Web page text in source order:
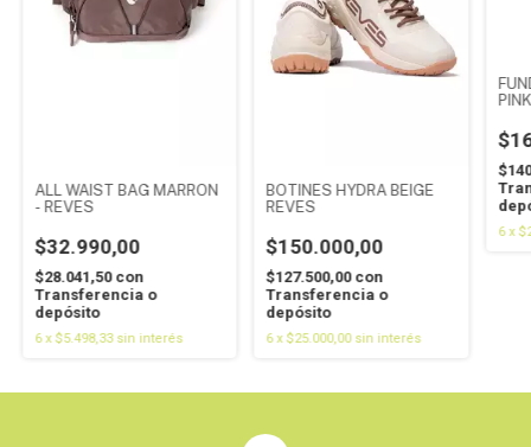
ALL WAIST BAG MARRON
- REVES
$32.990,00
$28.041,50 con
Transferencia o
depósito
6 x$5.498,33 sin interés
BOTINES HYDRA BEIGE
REVES
$150.000,00
$127.500,00 con
Transferencia o
depósito
6 x$25.000,00 sin interés
6 x